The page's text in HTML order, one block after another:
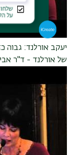
יעקב אורלנד: גבוה
של אורלנד - ד"ר